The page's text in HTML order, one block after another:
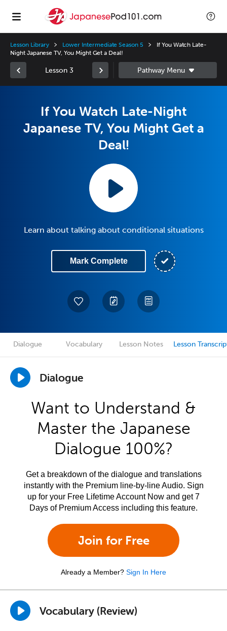
Lesson Library Lower Intermediate Season 5
If You Watch Late-
Night Japanese TV, You Might Get a Deal!
Lesson 3
If You Watch Late-Night
Japanese TV, You Might Get a
Deal!
Learn about talking about conditional situations
Mark Complete
Dialogue Vocabulary Lesson Notes Lesson
Dialogue
Want to Understand &
Master the Japanese
Dialogue 100%?
Get a breakdown of the dialogue and translations
instantly with the Premium line-by-line Audio. Sign
up for your Free Lifetime Account Now and get 7
Days of Premium Access including this feature.
Join for Free
Already a Member? Sign In Here
Vocabulary (Review)